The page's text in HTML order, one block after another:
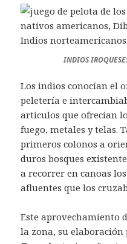
INDIOS
Los indios conocían el
peletería e
artículos que ofrecían
fuego, metales y telas.
primeros colonos a
duros bosques
a recorrer en canoas
afluentes que los
Este aprovechamiento
la zona, su elaboración